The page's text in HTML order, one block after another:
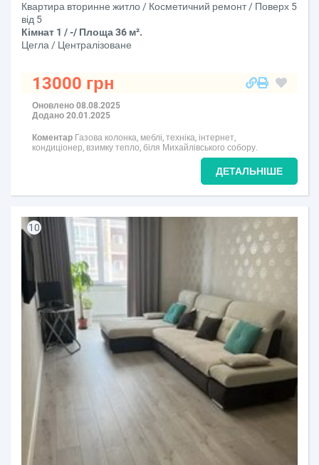
Квартира вторинне житло / Косметичний ремонт / Поверх 5
від 5
Кімнат 1 / -/ Площа 36 м².
Цегла / Централізоване
13000 грн
Оновлено 08.08.2025
Додано 20.01.2025
Коментар Газова колонка, меблі, техніка, інтернет,
кондиціонер, взимку тепло, біля Михайлівського собору.
ДЕТАЛЬНІШЕ
10